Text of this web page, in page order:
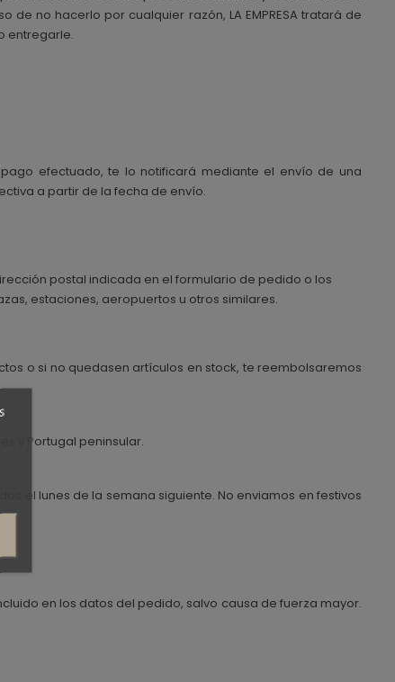
no hacerlo por cualquier razón, LA EMPRESA tratará de
entregarle.
efectuado, te lo notificará mediante el envío de una
a partir de la fecha de envío.
postal indicada en el formulario de pedido o los
estaciones, aeropuertos u otros similares.
o si no quedasen artículos en stock, te reembolsaremos
y Portugal peninsular.
el lunes de la semana siguiente. No enviamos en festivos
en los datos del pedido, salvo causa de fuerza mayor.